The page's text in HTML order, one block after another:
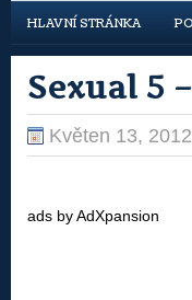
HLAVNÍ STRÁNKA
Sexual 5
Květen 13, 2012
ads by AdXpansion